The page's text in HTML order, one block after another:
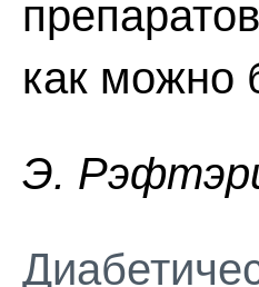
как можно
Э.